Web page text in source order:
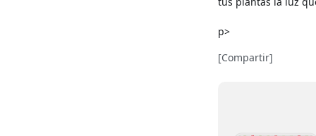
p>
[Compartir]